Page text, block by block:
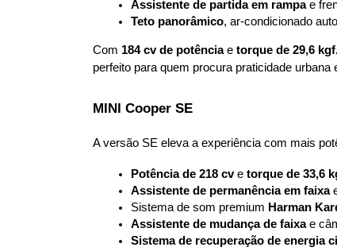
Assistente de partida em rampa e
Teto panorâmico, ar-condicionado
Com 184 cv de potência e torque de 29,6
perfeito para quem procura praticidade urbana
MINI Cooper SE
A versão SE eleva a experiência com mais
Potência de 218 cv e torque de 33,6
Assistente de permanência em faixa
Sistema de som premium Harman
Assistente de mudança de faixa e
Sistema de recuperação de energia